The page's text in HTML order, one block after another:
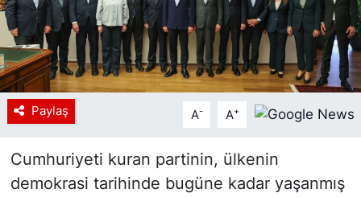
Paylaş A- A+
Cumhuriyeti kuran partinin, ülkenin
demokrasi tarihinde bugüne kadar yaşanmış
Haberde insan
Tanıtım